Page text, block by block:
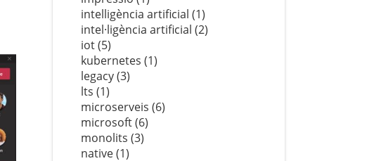
intelligència artificial (1)
intel·ligència artificial (2)
iot (5)
kubernetes (1)
legacy (3)
lts (1)
microserveis (6)
microsoft (6)
monolits (3)
native (1)